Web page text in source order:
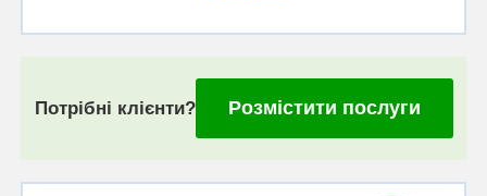
Потрібні клієнти? Розмістити послуги